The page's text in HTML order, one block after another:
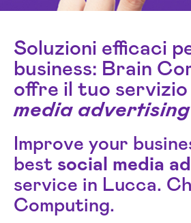
Soluzioni efficaci
business: Brain
offre il tuo servizio
media
Improve your
best social media
service in Lucca.
Computing.